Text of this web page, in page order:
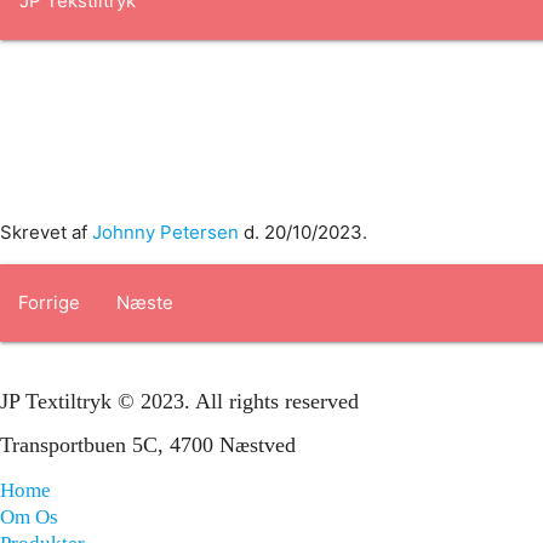
Skrevet af Johnny Petersen d. 20/10/2023.
Forrige Næste
JP Textiltryk © 2023. All rights reserved
Transportbuen 5C, 4700 Næstved
Home
Om Os